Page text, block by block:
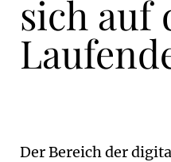
sich auf
Der Bereich der